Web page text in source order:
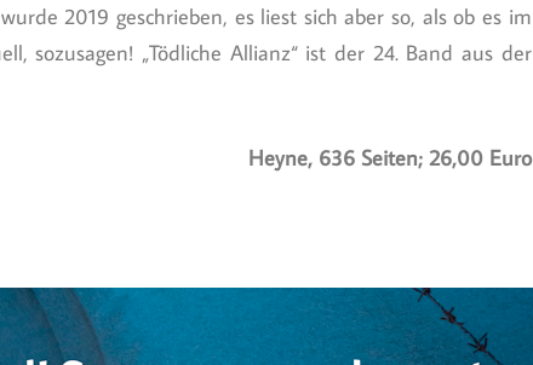
2019 geschrieben, es liest sich aber so, als ob es im
sozusagen! „Tödliche Allianz“ ist der 24. Band aus der
Heyne, 636 Seiten; 26,00 Euro